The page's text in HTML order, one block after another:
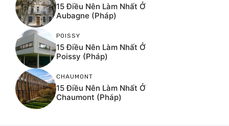
15 Điều Nên Làm Nhất Ở
Aubagne (Pháp)
POISSY
15 Điều Nên Làm Nhất Ở
Poissy (Pháp)
CHAUMONT
15 Điều Nên Làm Nhất Ở
Chaumont (Pháp)